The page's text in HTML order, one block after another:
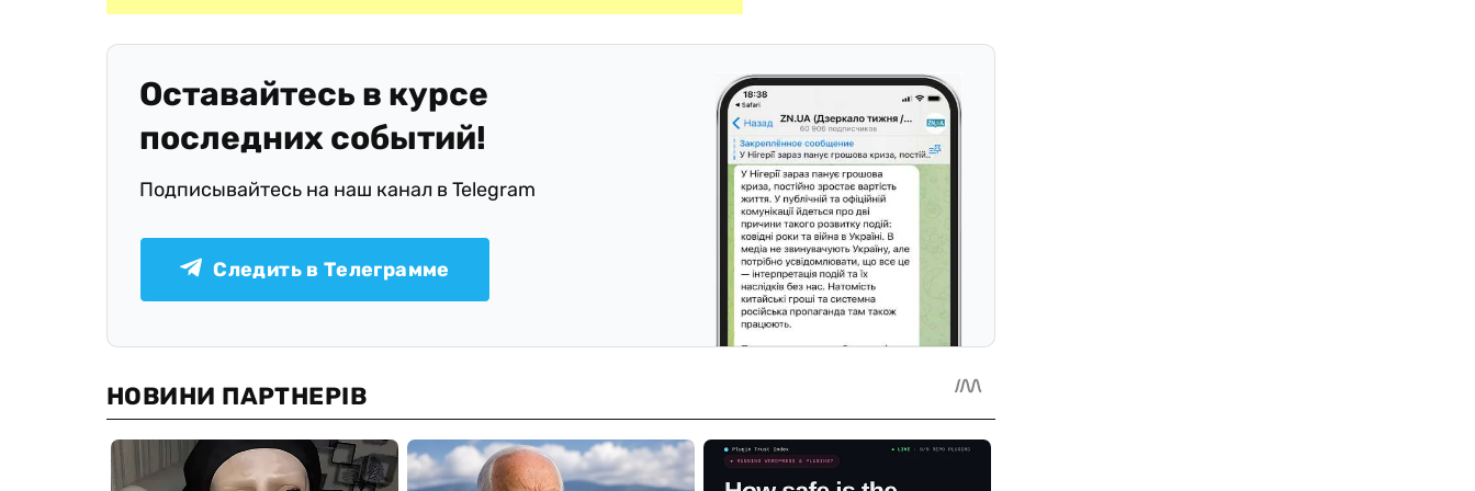
Оставайтесь в курсе
последних событий!
Подписывайтесь на наш канал в Telegram
Следить в Телеграмме